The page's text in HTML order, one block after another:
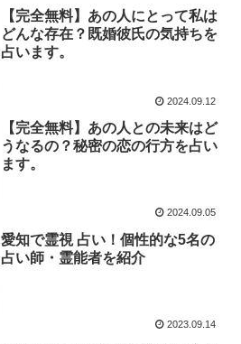
【完全無料】あの人にとって私は
どんな存在？既婚彼氏の気持ちを
占います。
2024.09.12
【完全無料】あの人との未来はど
うなるの？秘密の恋の行方を占い
ます。
2024.09.05
愛知で霊視 占い！個性的な5名の
占い師・霊能者を紹介
2023.09.14